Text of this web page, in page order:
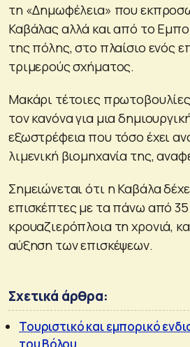
τη «Δημωφέλεια» που
Καβάλας αλλά και από το
της πόλης, στο πλαίσιο ενός
τριμερούς σχήματος.
Μακάρι τέτοιες
τον κανόνα για μια
εξωστρέφεια που τόσο έχει
λιμενική βιομηχανία της,
Σημειώνεται ότι η Καβάλα
επισκέπτες με τα πάνω από
κρουαζιερόπλοια τη χρονιά,
αύξηση των επισκέψεων.
Σχετικά άρθρα:
Τουριστικό και εμπορικό
του Βόλου